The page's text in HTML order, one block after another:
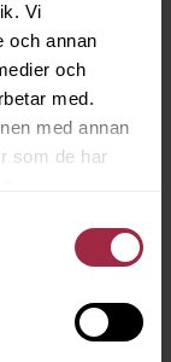
Vi
och annan
och
med.
med annan
som de har